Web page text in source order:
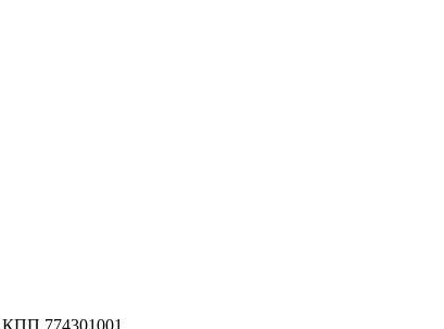
774301001